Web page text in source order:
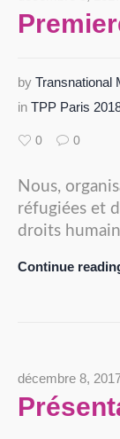
by Transnational
in TPP Paris
0 0
Nous,
réfugiées et
droits
Continue
décembre 8,